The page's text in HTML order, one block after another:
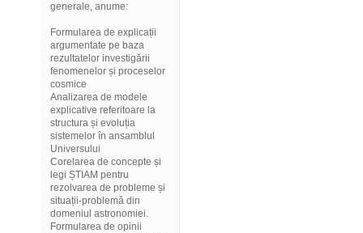
generale, anume:
Formularea de explicații
argumentate pe baza
rezultatelor investigării
fenomenelor și proceselor
cosmice
Analizarea de modele
explicative referitoare la
structura și evoluția
sistemelor în ansamblul
Universului
Corelarea de concepte și
legi ȘTIAM pentru
rezolvarea de probleme și
situații-problemă din
domeniul astronomiei.
Formularea de opinii